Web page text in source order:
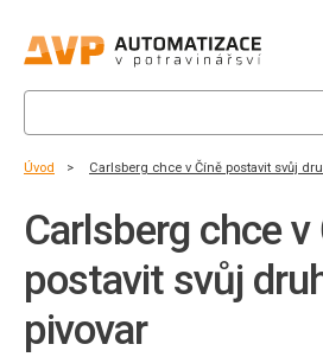
Úvod Carlsberg chce v Číně postavit svůj
Carlsberg chce v
postavit svůj
pivovar